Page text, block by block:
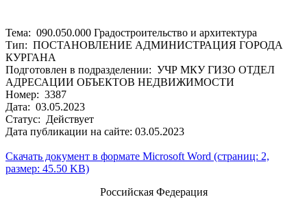
Тема: 090.050.000 Градостроительство и архитектура
Тип: ПОСТАНОВЛЕНИЕ АДМИНИСТРАЦИЯ ГОРОДА
КУРГАНА
Подготовлен в подразделении: УЧР МКУ ГИЗО ОТДЕЛ
АДРЕСАЦИИ ОБЪЕКТОВ НЕДВИЖИМОСТИ
Номер: 3387
Дата: 03.05.2023
Статус: Действует
Дата публикации на сайте: 03.05.2023
Скачать документ в формате Microsoft Word (страниц: 2,
размер: 45.50 KB)
Российская Федерация